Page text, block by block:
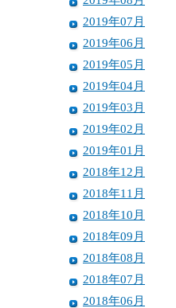
2019年07月
2019年06月
2019年05月
2019年04月
2019年03月
2019年02月
2019年01月
2018年12月
2018年11月
2018年10月
2018年09月
2018年08月
2018年07月
2018年06月